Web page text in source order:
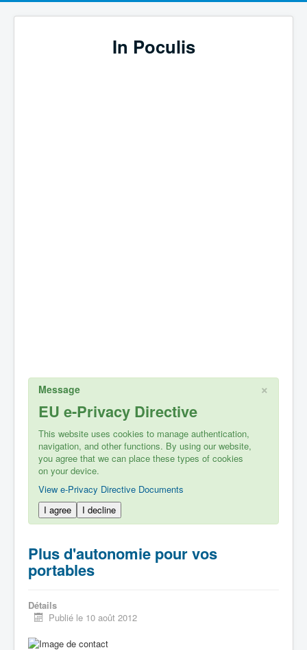
In Poculis
×
Message
EU e-Privacy Directive
This website uses cookies to manage authentication,
navigation, and other functions. By using our website,
you agree that we can place these types of cookies
on your device.
View e-Privacy Directive Documents
I agree
I decline
Plus d'autonomie pour vos
portables
Détails
Publié le 10 août 2012